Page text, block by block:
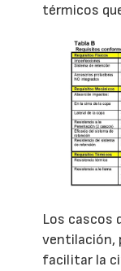
térmicos
Los cascos
ventilación,
facilitar la